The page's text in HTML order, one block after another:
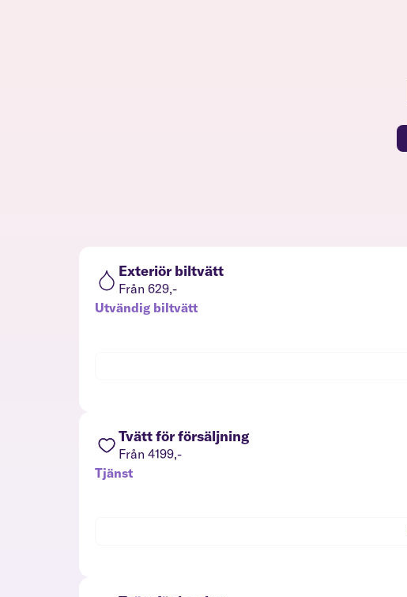
Exteriör biltvätt
Från 629,-
Utvändig biltvätt
Tvätt för försäljning
Från 4199,-
Tjänst